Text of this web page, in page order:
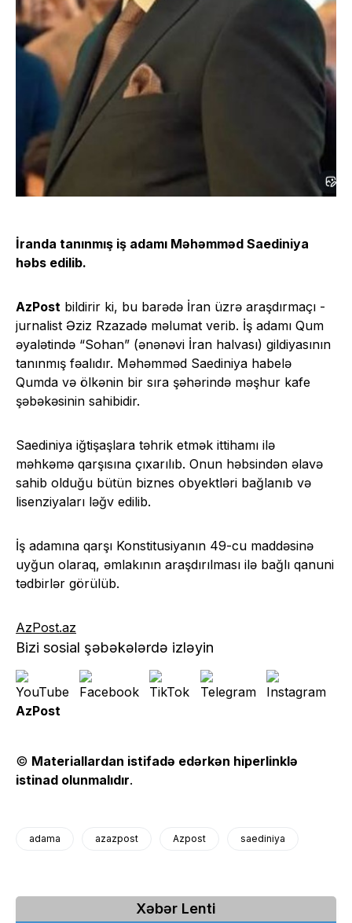
İranda tanınmış iş adamı Məhəmməd Saediniya
həbs edilib.
AzPost bildirir ki, bu barədə İran üzrə araşdırmaçı -
jurnalist Əziz Rzazadə məlumat verib. İş adamı Qum
əyalətində “Sohan” (ənənəvi İran halvası) gildiyasının
tanınmış fəalıdır. Məhəmməd Saediniya habelə
Qumda və ölkənin bir sıra şəhərində məşhur kafe
şəbəkəsinin sahibidir.
Saediniya iğtişaşlara təhrik etmək ittihamı ilə
məhkəmə qarşısına çıxarılıb. Onun həbsindən əlavə
sahib olduğu bütün biznes obyektləri bağlanıb və
lisenziyaları ləğv edilib.
İş adamına qarşı Konstitusiyanın 49-cu maddəsinə
uyğun olaraq, əmlakının araşdırılması ilə bağlı qanuni
tədbirlər görülüb.
AzPost.az
Bizi sosial şəbəkələrdə izləyin
AzPost
© Materiallardan istifadə edərkən hiperlinklə
istinad olunmalıdır.
adama azazpost Azpost saediniya
Xəbər Lenti